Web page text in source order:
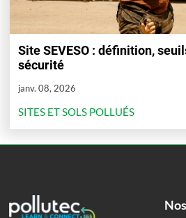
Site SEVESO : définition,
sécurité
janv. 08, 2026
SITES ET SOLS POLLUÉS